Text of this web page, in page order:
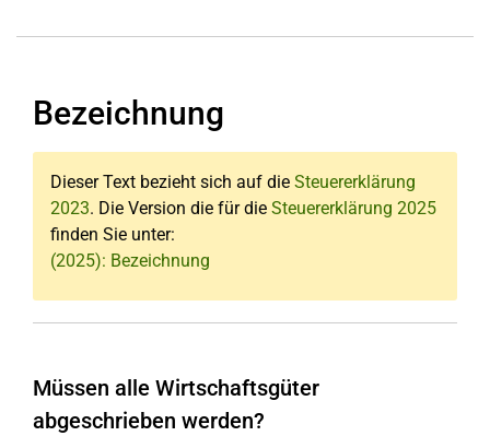
Bezeichnung
Dieser Text bezieht sich auf die Steuererklärung
2023. Die Version die für die Steuererklärung 2025
finden Sie unter:
(2025): Bezeichnung
Müssen alle Wirtschaftsgüter
abgeschrieben werden?